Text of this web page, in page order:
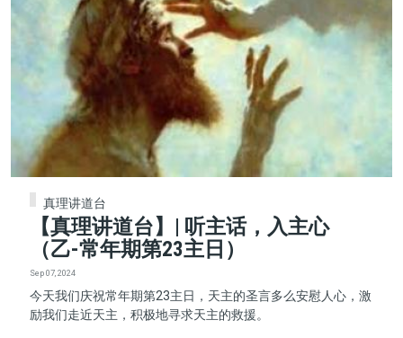
真理讲道台
【真理讲道台】| 听主话，入主心
（乙-常年期第23主日）
Sep 07, 2024
今天我们庆祝常年期第23主日，天主的圣言多么安慰人心，激
励我们走近天主，积极地寻求天主的救援。